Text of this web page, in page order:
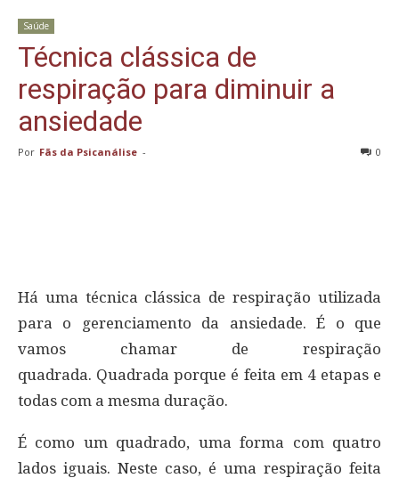
Saúde
Técnica clássica de
respiração para diminuir a
ansiedade
Por Fãs da Psicanálise - 0
Há uma técnica clássica de respiração utilizada
para o gerenciamento da ansiedade. É o que
vamos chamar de respiração
quadrada. Quadrada porque é feita em 4 etapas e
todas com a mesma duração.
É como um quadrado, uma forma com quatro
lados iguais. Neste caso, é uma respiração feita